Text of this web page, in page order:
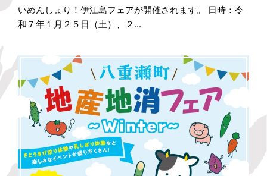
いめんしょり！伊江島フェアが開催されます。 日時：令
和７年１月２５日（土）、２...